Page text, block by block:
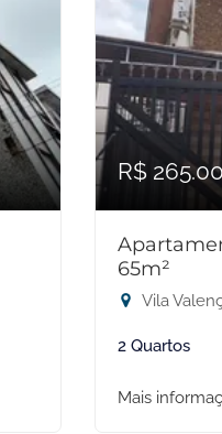
R$
65m²
Vila
2 Quartos
Mais